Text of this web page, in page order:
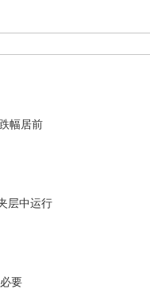
幅居前
层中运行
要